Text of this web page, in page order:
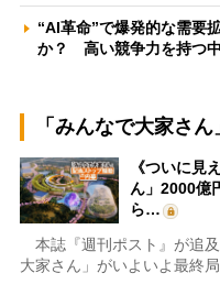
“AI革命”で爆発的な需要
か？ 高い競争力を持つ
「みんなで大家さ
《ついに見
ん」2000億
ら…
本誌『週刊ポスト』が追
大家さん」がいよいよ最終